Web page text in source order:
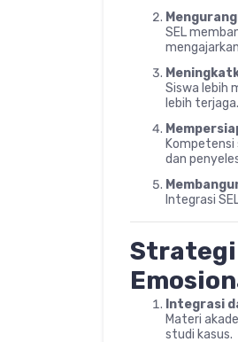
SEL
Siswa lebih
lebih terjaga.
dan
Integrasi
Strategi
Integrasi
Materi
studi kasus.